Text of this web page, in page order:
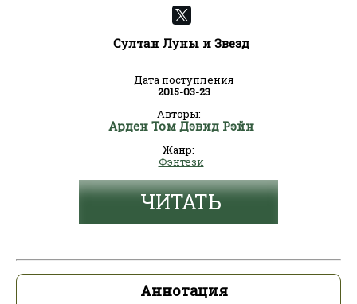
Султан Луны и Звезд
Дата поступления
2015-03-23
Авторы:
Арден Том Дэвид Рэйн
Жанр:
Фэнтези
ЧИТАТЬ
Аннотация